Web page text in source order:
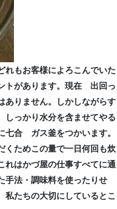
れもお客様によろこんでいた
トがあります。現在 出回っ
りません。しかしながらす
っかり水分を含ませてやる
七合 ガス釜をつかいます。
ためこの量で一日何回も炊
はかづ屋の仕事すべてに通
法・調味料を使ったりせ
たちの大切にしているとこ